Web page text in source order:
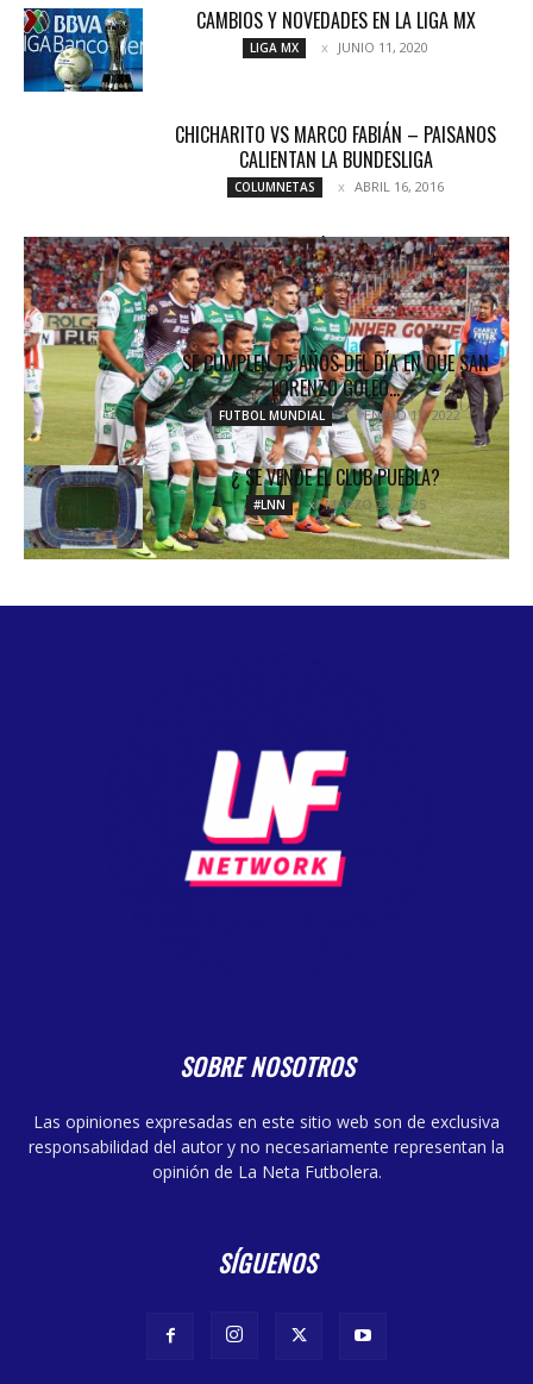
CAMBIOS Y NOVEDADES EN LA LIGA MX
LIGA MX JUNIO 11, 2020
CHICHARITO VS MARCO FABIÁN – PAISANOS
CALIENTAN LA BUNDESLIGA
COLUMNETAS ABRIL 16, 2016
!RUGIÓ LA FIERA¡
NOTICIAS AGOSTO 14, 2017
SE CUMPLEN 75 AÑOS DEL DÍA EN QUE SAN
LORENZO GOLEÓ...
FUTBOL MUNDIAL ENERO 17, 2022
¿ SE VENDE EL CLUB PUEBLA?
#LNN MARZO 25, 2025
SOBRE NOSOTROS
Las opiniones expresadas en este sitio web son de exclusiva
responsabilidad del autor y no necesariamente representan la
opinión de La Neta Futbolera.
SÍGUENOS